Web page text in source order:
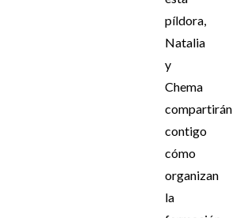
píldora,
Natalia
y
Chema
compartirán
contigo
cómo
organizan
la